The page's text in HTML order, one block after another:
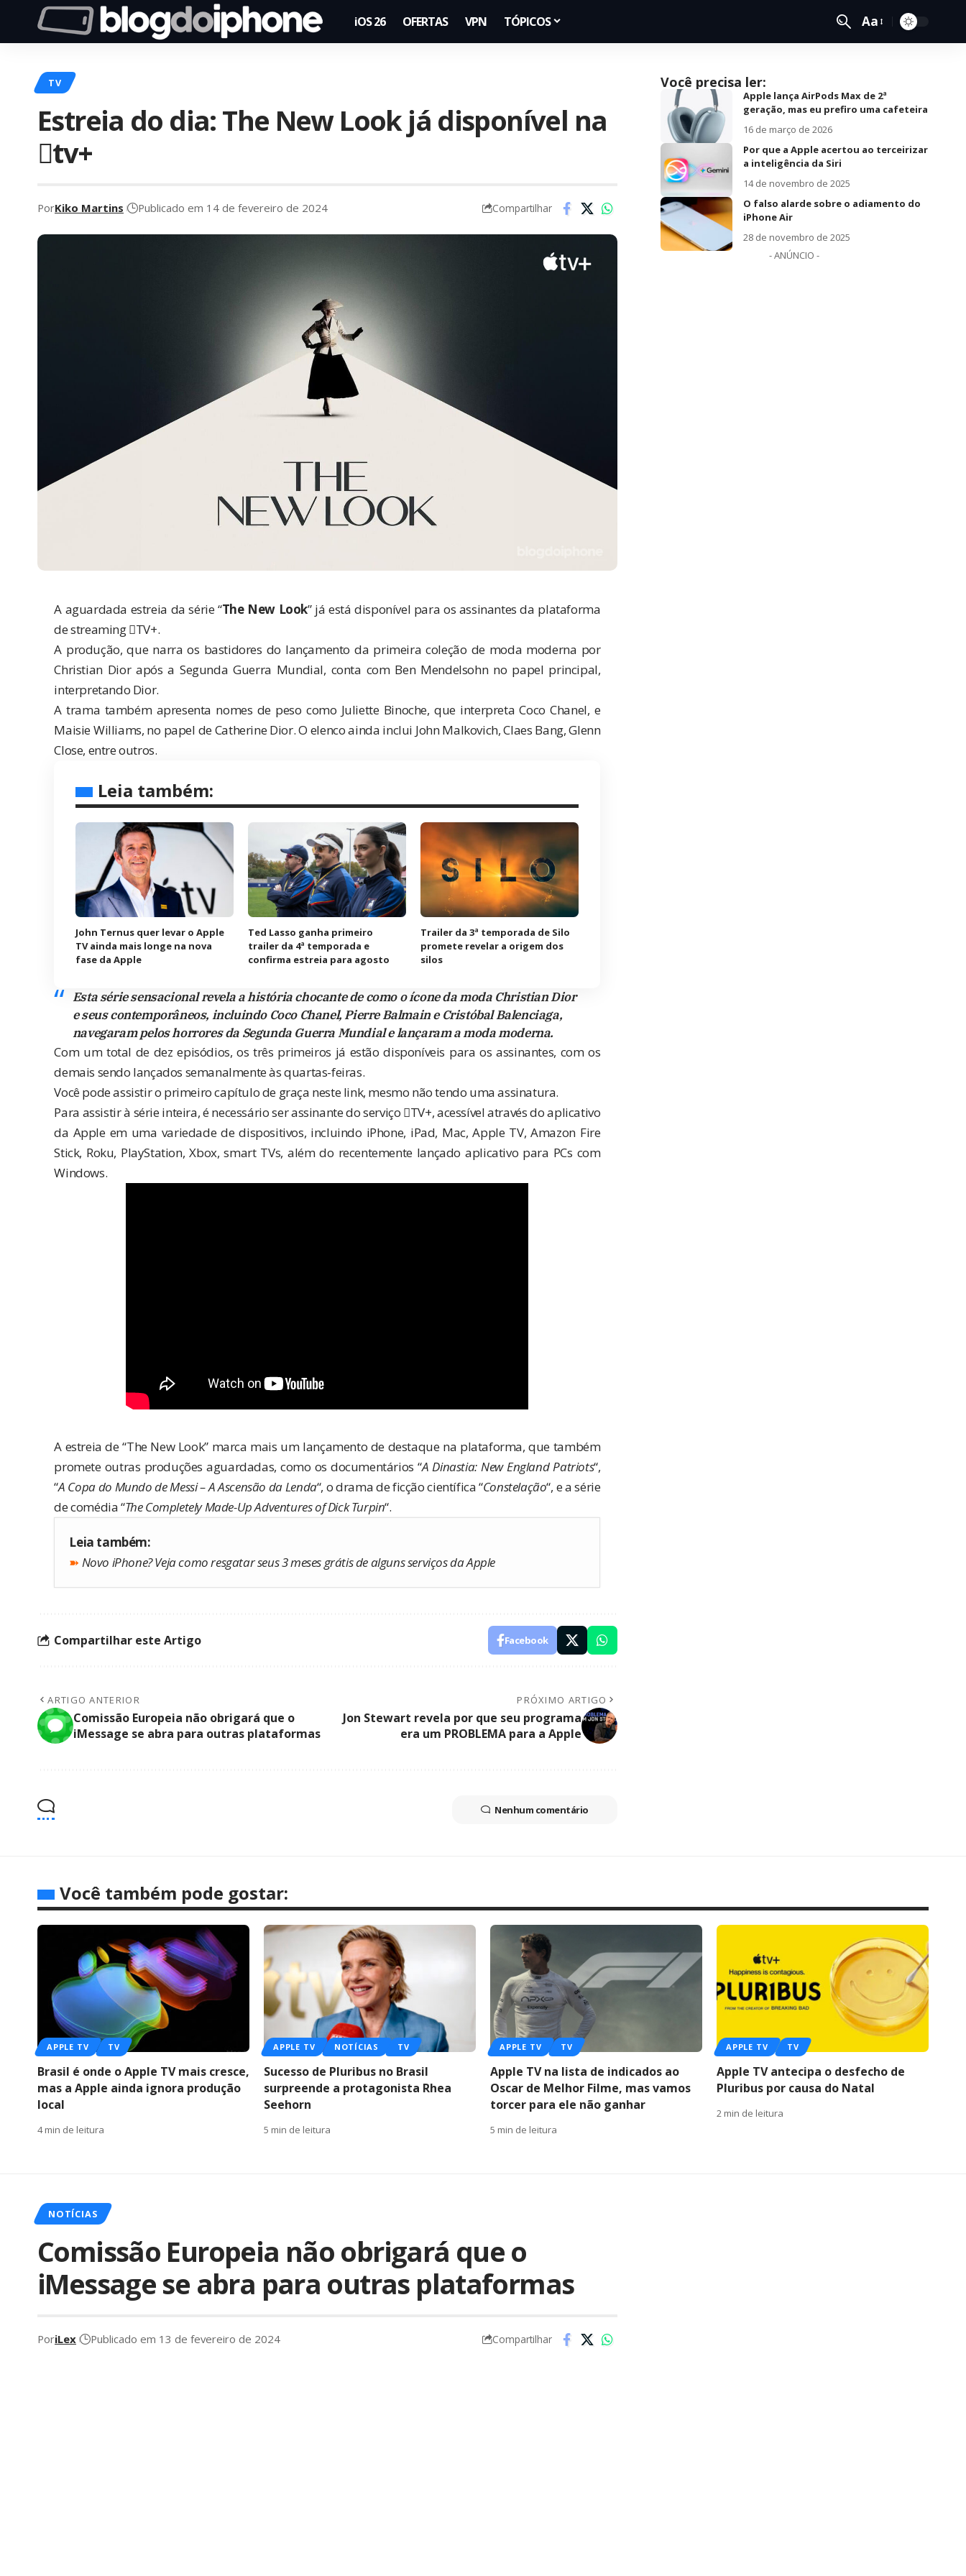
iOS 26 OFERTAS VPN TÓPICOS Aa
TV
Estreia do dia: The New Look já disponível na
tv+
PorKiko Martins Publicado em 14 de fevereiro de 2024 Compartilhar
A aguardada estreia da série “The New Look” já está disponível para os assinantes da plataforma
de streaming TV+.
A produção, que narra os bastidores do lançamento da primeira coleção de moda moderna por
Christian Dior após a Segunda Guerra Mundial, conta com Ben Mendelsohn no papel principal,
interpretando Dior.
A trama também apresenta nomes de peso como Juliette Binoche, que interpreta Coco Chanel, e
Maisie Williams, no papel de Catherine Dior. O elenco ainda inclui John Malkovich, Claes Bang, Glenn
Close, entre outros.
Leia também:
John Ternus quer levar o Apple
TV ainda mais longe na nova
fase da Apple
Ted Lasso ganha primeiro
trailer da 4ª temporada e
confirma estreia para agosto
Trailer da 3ª temporada de Silo
promete revelar a origem dos
silos
Esta série sensacional revela a história chocante de como o ícone da moda Christian Dior
e seus contemporâneos, incluindo Coco Chanel, Pierre Balmain e Cristóbal Balenciaga,
navegaram pelos horrores da Segunda Guerra Mundial e lançaram a moda moderna.
Com um total de dez episódios, os três primeiros já estão disponíveis para os assinantes, com os
demais sendo lançados semanalmente às quartas-feiras.
Você pode assistir o primeiro capítulo de graça neste link, mesmo não tendo uma assinatura.
Para assistir à série inteira, é necessário ser assinante do serviço TV+, acessível através do aplicativo
da Apple em uma variedade de dispositivos, incluindo iPhone, iPad, Mac, Apple TV, Amazon Fire
Stick, Roku, PlayStation, Xbox, smart TVs, além do recentemente lançado aplicativo para PCs com
Windows.
A estreia de “The New Look” marca mais um lançamento de destaque na plataforma, que também
promete outras produções aguardadas, como os documentários “A Dinastia: New England Patriots“,
“A Copa do Mundo de Messi – A Ascensão da Lenda“, o drama de ficção científica “Constelação“, e a série
de comédia “The Completely Made-Up Adventures of Dick Turpin“.
Leia também:
➽ Novo iPhone? Veja como resgatar seus 3 meses grátis de alguns serviços da Apple
Compartilhar este Artigo Facebook
ARTIGO ANTERIOR
Comissão Europeia não obrigará que o
iMessage se abra para outras plataformas
PRÓXIMO ARTIGO
Jon Stewart revela por que seu programa
era um PROBLEMA para a Apple
Nenhum comentário
Você precisa ler:
Apple lança AirPods Max de 2ª
geração, mas eu prefiro uma cafeteira
16 de março de 2026
Por que a Apple acertou ao terceirizar
a inteligência da Siri
14 de novembro de 2025
O falso alarde sobre o adiamento do
iPhone Air
28 de novembro de 2025
- ANÚNCIO -
Você também pode gostar:
APPLE TV TV
Brasil é onde o Apple TV mais cresce,
mas a Apple ainda ignora produção
local
4 min de leitura
APPLE TV NOTÍCIAS TV
Sucesso de Pluribus no Brasil
surpreende a protagonista Rhea
Seehorn
5 min de leitura
APPLE TV TV
Apple TV na lista de indicados ao
Oscar de Melhor Filme, mas vamos
torcer para ele não ganhar
5 min de leitura
APPLE TV TV
Apple TV antecipa o desfecho de
Pluribus por causa do Natal
2 min de leitura
NOTÍCIAS
Comissão Europeia não obrigará que o
iMessage se abra para outras plataformas
PoriLex Publicado em 13 de fevereiro de 2024 Compartilhar